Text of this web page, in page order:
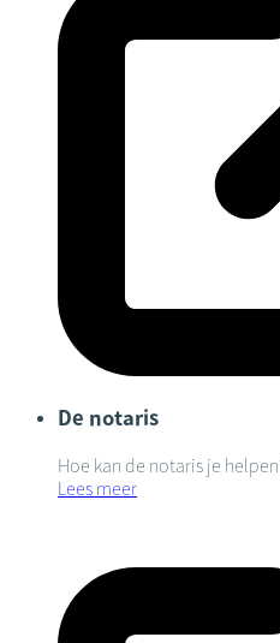
De notaris
Hoe kan de notaris je
Lees meer